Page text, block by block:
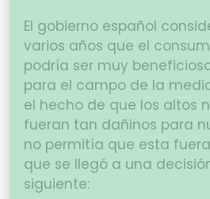
El gobierno español
varios años que el
podría ser muy
para el campo de la
el hecho de que los altos
fueran tan dañinos para
no permitía que esta
que se llegó a una
siguiente: